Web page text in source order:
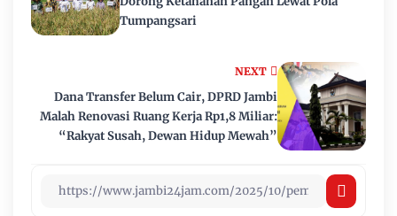
NEXT
Dana Transfer Belum Cair, DPRD Jambi
Malah Renovasi Ruang Kerja Rp1,8 Miliar:
“Rakyat Susah, Dewan Hidup Mewah”
Tumpangsari